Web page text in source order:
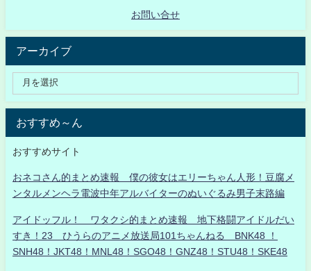
お問い合せ
アーカイブ
おすすめ～ん
おすすめサイト
おネコさん的まとめ速報 僕の彼女はエリーちゃん人形！豆腐メ
ンタルメンヘラ電波中年アルバイターのぬいぐるみ男子末路編
アイドッフル！ ワタクシ的まとめ速報 地下格闘アイドルだい
すき！23 ひうらのアニメ放送局101ちゃんねる BNK48 ！
SNH48！JKT48！MNL48！SGO48！GNZ48！STU48！SKE48